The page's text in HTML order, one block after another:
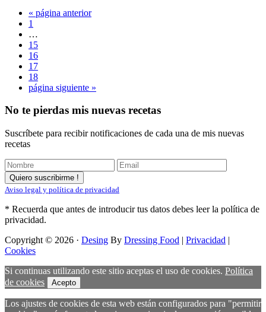
« Ir
página anterior
Página
1
intermedias
omitidas
…
Página
15
Página
16
Página
17
Página
18
Ir
la
página siguiente »
Barra
lateral
principal
No te pierdas mis nuevas recetas
Suscríbete para recibir notificaciones de cada una de mis nuevas
recetas
Aviso legal y política de privacidad
* Recuerda que antes de introducir tus datos debes leer la política de
privacidad.
Copyright © 2026 · Desing By Dressing Food | Privacidad |
Cookies
Si continuas utilizando este sitio aceptas el uso de cookies. Política
de cookies
Acepto
Los ajustes de cookies de esta web están configurados para "permitir